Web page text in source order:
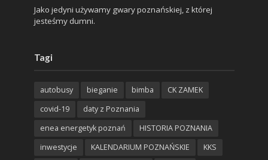
Jako jedyni używamy gwary poznańskiej, z której
jesteśmy dumni.
Tagi
autobusy bieganie bimba
CK ZAMEK
covid-19
daty z Poznania
enea energetyk poznań
HISTORIA POZNANIA
inwestycje
KALENDARIUM POZNAŃSKIE
KKS